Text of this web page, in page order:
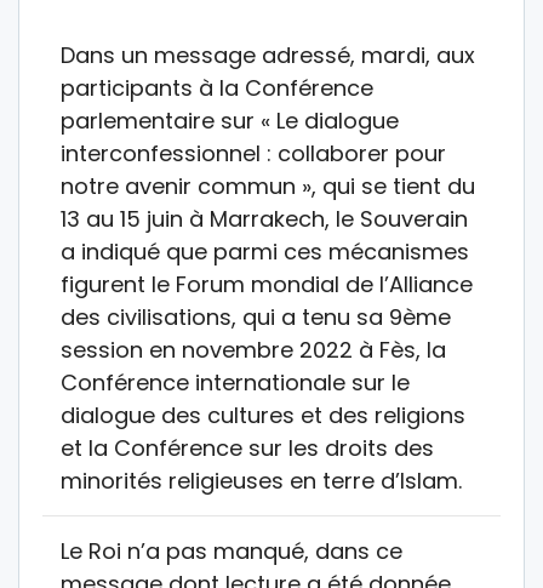
Dans un message adressé, mardi, aux
participants à la Conférence
parlementaire sur « Le dialogue
interconfessionnel : collaborer pour
notre avenir commun », qui se tient du
13 au 15 juin à Marrakech, le Souverain
a indiqué que parmi ces mécanismes
figurent le Forum mondial de l’Alliance
des civilisations, qui a tenu sa 9ème
session en novembre 2022 à Fès, la
Conférence internationale sur le
dialogue des cultures et des religions
et la Conférence sur les droits des
minorités religieuses en terre d’Islam.
Le Roi n’a pas manqué, dans ce